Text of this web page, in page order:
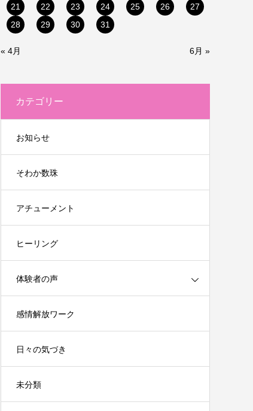
21
22 23 24 25 26
27
28
29 30 31
« 4月 6月 »
カテゴリー
お知らせ
そわか数珠
アチューメント
ヒーリング
体験者の声
感情解放ワーク
日々の気づき
未分類